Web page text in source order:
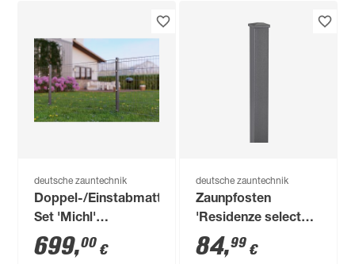
deutsche zauntechnik
Doppel-/Einstabmatten-
Set 'Michl'
anthrazitgrau 2200 x
120 cm
699,00 €
deutsche zauntechnik
Zaunpfosten
'Residenze select+'
anthrazit 198 cm für
Zaunhöhe 150/180
84,99 €